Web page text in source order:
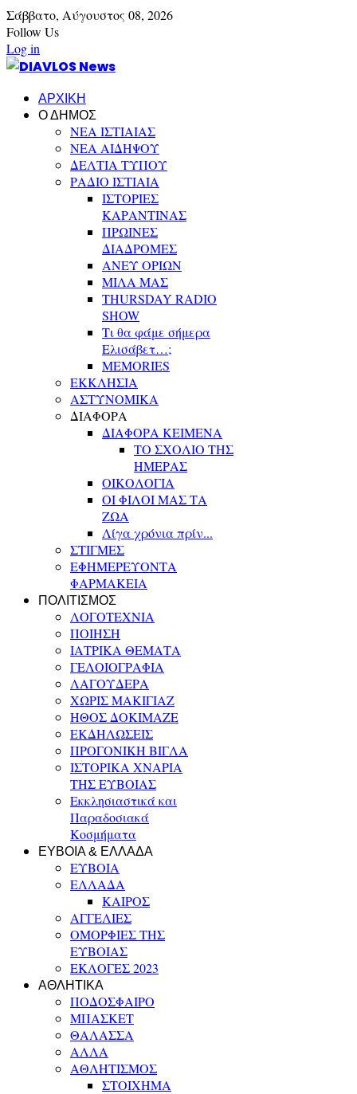
Σάββατο, Αύγουστος 08, 2026
Follow Us
Log in
ΑΡΧΙΚΗ
Ο ΔΗΜΟΣ
ΝΕΑ ΙΣΤΙΑΙΑΣ
ΝΕΑ ΑΙΔΗΨΟΥ
ΔΕΛΤΙΑ ΤΥΠΟΥ
ΡΑΔΙΟ ΙΣΤΙΑΙΑ
ΙΣΤΟΡΙΕΣ
ΚΑΡΑΝΤΙΝΑΣ
ΠΡΩΙΝΕΣ
ΔΙΑΔΡΟΜΕΣ
ΑΝΕΥ ΟΡΙΩΝ
ΜΙΛΑ ΜΑΣ
THURSDAY RADIO
SHOW
Τι θα φάμε σήμερα
Ελισάβετ…;
MEMORIES
ΕΚΚΛΗΣΙΑ
ΑΣΤΥΝΟΜΙΚΑ
ΔΙΑΦΟΡΑ
ΔΙΑΦΟΡΑ ΚΕΙΜΕΝΑ
ΤΟ ΣΧΟΛΙΟ ΤΗΣ
ΗΜΕΡΑΣ
ΟΙΚΟΛΟΓΙΑ
ΟΙ ΦΙΛΟΙ ΜΑΣ ΤΑ
ΖΩΑ
Λίγα χρόνια πρίν...
ΣΤΙΓΜΕΣ
ΕΦΗΜΕΡΕΥΟΝΤΑ
ΦΑΡΜΑΚΕΙΑ
ΠΟΛΙΤΙΣΜΟΣ
ΛΟΓΟΤΕΧΝΙΑ
ΠΟΙΗΣΗ
ΙΑΤΡΙΚΑ ΘΕΜΑΤΑ
ΓΕΛΟΙΟΓΡΑΦΙΑ
ΛΑΓΟΥΔΕΡΑ
ΧΩΡΙΣ ΜΑΚΙΓΙΑΖ
ΗΘΟΣ ΔΟΚΙΜΑΖΕ
ΕΚΔΗΛΩΣΕΙΣ
ΠΡΟΓΟΝΙΚΗ ΒΙΓΛΑ
ΙΣΤΟΡΙΚΑ ΧΝΑΡΙΑ
ΤΗΣ ΕΥΒΟΙΑΣ
Εκκλησιαστικά και
Παραδοσιακά
Κοσμήματα
ΕΥΒΟΙΑ & ΕΛΛΑΔΑ
ΕΥΒΟΙΑ
ΕΛΛΑΔΑ
ΚΑΙΡΟΣ
ΑΓΓΕΛΙΕΣ
ΟΜΟΡΦΙΕΣ ΤΗΣ
ΕΥΒΟΙΑΣ
ΕΚΛΟΓΕΣ 2023
ΑΘΛΗΤΙΚΑ
ΠΟΔΟΣΦΑΙΡΟ
ΜΠΑΣΚΕΤ
ΘΑΛΑΣΣΑ
ΑΛΛΑ
ΑΘΛΗΤΙΣΜΟΣ
ΣΤΟΙΧΗΜΑ